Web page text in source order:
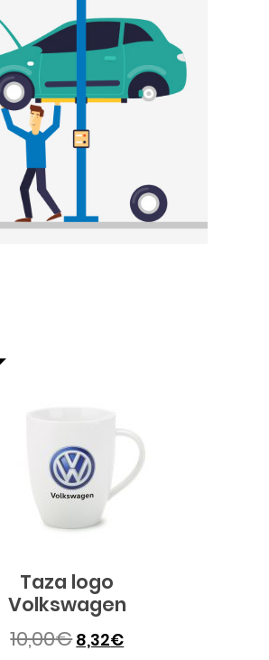
Taza logo
Volkswagen
10,00€8,32€